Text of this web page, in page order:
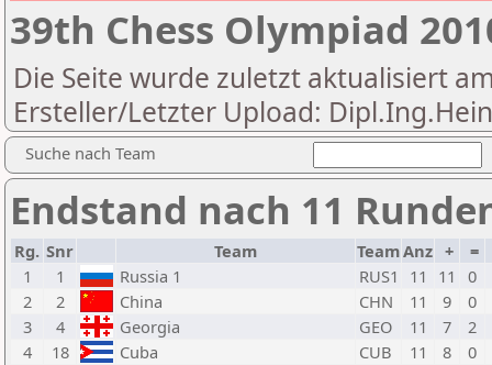
39th Chess Olympiad
Die Seite wurde zuletzt aktualisiert
Ersteller/Letzter Upload:
Suche nach Team
Endstand nach 11
Rg. Snr Team TeamAnz + =
1
1 Russia 1 RUS1 11 11
0
2
2 China CHN 11 9
0
3
4 Georgia GEO 11 7
2
4
18 Cuba CUB 11 8
0